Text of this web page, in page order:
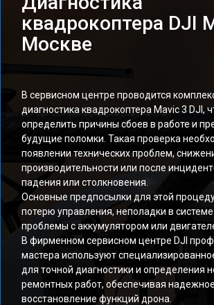
квадрокоптера DJI
Москве
В сервисном центре проводится
диагностика квадрокоптера Mavic 3 DJI,
определить причины сбоев в работе и
будущие поломки. Такая проверка
появлении технических проблем,
производительности или после
падения или столкновения.
Основные предпосылки для этой
потерю управления, неполадки в
проблемы с аккумулятором или
В фирменном сервисном центре DJI
мастера используют
для точной диагностики и определения
ремонтных работ, обеспечивая надежное
восстановление функций дрона.